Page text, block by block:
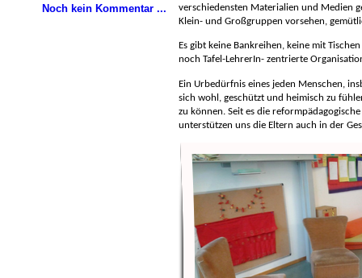
Noch kein Kommentar ...
verschiedensten Materialien und Medien
Klein- und Großgruppen vorsehen,
Es gibt keine Bankreihen, keine mit
noch Tafel-LehrerIn- zentrierte
Ein Urbedürfnis eines jeden Menschen,
sich wohl, geschützt und heimisch zu
zu können. Seit es die
unterstützen uns die Eltern auch in der